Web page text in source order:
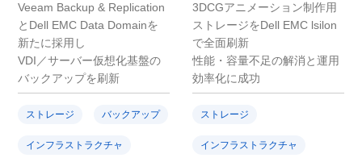
Veeam Backup & Replication
とDell EMC Data Domainを
新たに採用し
VDI／サーバー仮想化基盤の
バックアップを刷新
ストレージ バックアップ
インフラストラクチャ
3DCGアニメーション制作用
ストレージをDell EMC lsilon
で全面刷新
性能・容量不足の解消と運用
効率化に成功
ストレージ
インフラストラクチャ